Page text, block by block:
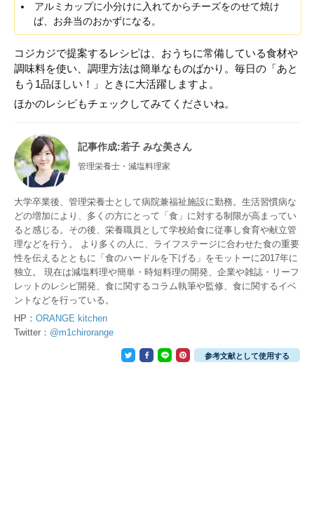
アルミカップに小分けに入れてからチーズをのせて焼け
ば、お弁当のおかずになる。
コジカジで提案するレシピは、おうちに常備している食材や
調味料を使い、調理方法は簡単なものばかり。毎日の「あと
もう1品ほしい！」ときに大活躍しますよ。
ほかのレシピもチェックしてみてくださいね。
記事作成:若子 みな美さん
管理栄養士・減塩料理家
大学卒業後、管理栄養士として病院兼福祉施設に勤務。生活習慣病な
どの増加により、多くの方にとって「食」に対する制限が高まってい
ると感じる。その後、栄養職員として学校給食に従事し食育や献立管
理などを行う。 より多くの人に、ライフステージに合わせた食の重要
性を伝えるとともに「食のハードルを下げる」をモットーに2017年に
独立。 現在は減塩料理や簡単・時短料理の開発、企業や雑誌・リーフ
レットのレシピ開発、食に関するコラム執筆や監修、食に関するイベ
ントなどを行っている。
HP： ORANGE kitchen
Twitter： @m1chirorange
参考文献として使用する